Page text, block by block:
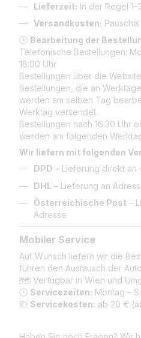
Lieferzeit: In der Regel
Versandkosten:
🕒 Bearbeitung der
Telefonische Bestellungen:
18:00 Uhr
Bestellungen über die
Bestellungen, die an
werden am selben Tag
Werktag versendet.
Bestellungen nach 16:30 Uhr
werden am folgenden
Wir liefern mit folgenden
DPD – Lieferung direkt an
DHL – Lieferung an
Österreichische Post –
Adresse
Mobiler Service
Auf Wunsch liefern wir die
führen den Austausch der
🗺️ Verfügbar in Wien und
🕒 Servicezeiten: Montag –
💶 Servicekosten: ab 20 €